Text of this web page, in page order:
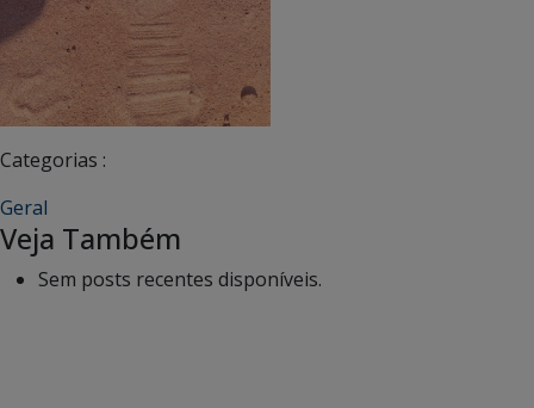
Categorias :
Geral
Veja Também
Sem posts recentes disponíveis.